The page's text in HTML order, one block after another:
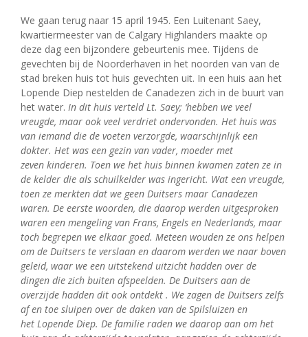
We gaan terug naar 15 april 1945. Een Luitenant Saey,
kwartiermeester van de Calgary Highlanders maakte op
deze dag een bijzondere gebeurtenis mee. Tijdens de
gevechten bij de Noorderhaven in het noorden van van de
stad breken huis tot huis gevechten uit. In een huis aan het
Lopende Diep nestelden de Canadezen zich in de buurt van
het water. In dit huis verteld Lt. Saey; ‘hebben we veel
vreugde, maar ook veel verdriet ondervonden. Het huis was
van iemand die de voeten verzorgde, waarschijnlijk een
dokter. Het was een gezin van vader, moeder met
zeven kinderen. Toen we het huis binnen kwamen zaten ze in
de kelder die als schuilkelder was ingericht. Wat een vreugde,
toen ze merkten dat we geen Duitsers maar Canadezen
waren. De eerste woorden, die daarop werden uitgesproken
waren een mengeling van Frans, Engels en Nederlands, maar
toch begrepen we elkaar goed. Meteen wouden ze ons helpen
om de Duitsers te verslaan en daarom werden we naar boven
geleid, waar we een uitstekend uitzicht hadden over de
dingen die zich buiten afspeelden. De Duitsers aan de
overzijde hadden dit ook ontdekt . We zagen de Duitsers zelfs
af en toe sluipen over de daken van de Spilsluizen en
het Lopende Diep. De familie raden we daarop aan om het